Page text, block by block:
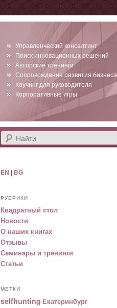
Управленческий консалтинг
Поиск инновационных решений
Авторские тренинги
Сопровождение развития бизнеса
Коучинг для руководителя
Корпоративные игры
EN | BG
РУБРИКИ
Квадратный стол
Новости
О наших книгах
Отзывы
Семинары и тренинги
Статьи
МЕТКИ
selfhunting Екатеринбург